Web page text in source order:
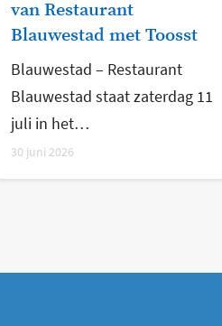
van Restaurant
Blauwestad met Toosst
Blauwestad – Restaurant
Blauwestad staat zaterdag 11
juli in het…
30 juni 2026